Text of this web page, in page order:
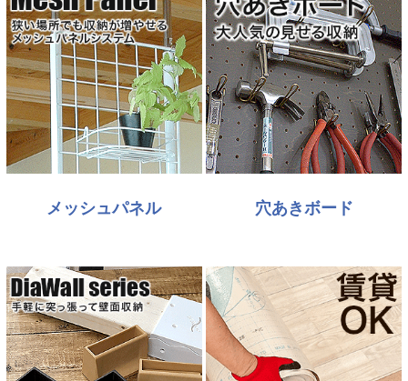
メッシュパネル 穴あきボード